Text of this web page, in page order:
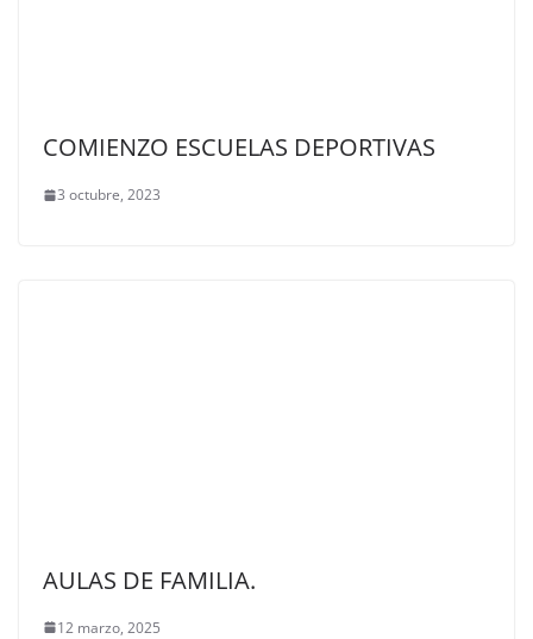
COMIENZO ESCUELAS DEPORTIVAS
3 octubre, 2023
AULAS DE FAMILIA.
12 marzo, 2025